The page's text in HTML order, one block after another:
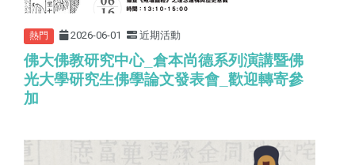
熱門 2026-06-01 近期活動
佛大佛教研究中心_ 倉本尚德系列演講暨佛
光大學研究生佛學論文發表會 歡迎轉寄參
加